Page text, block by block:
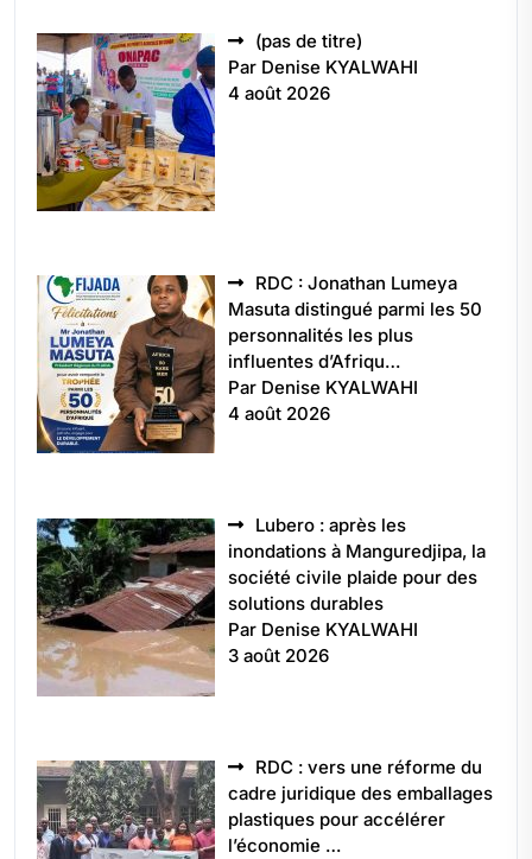
(pas de titre)
5496
Par Denise KYALWAHI
4 août 2026
RDC : Jonathan Lumeya
Masuta distingué parmi les 50
personnalités les plus
influentes d’Afriqu…
Par Denise KYALWAHI
4 août 2026
Lubero : après les
inondations à Manguredjipa, la
société civile plaide pour des
solutions durables
Par Denise KYALWAHI
3 août 2026
RDC : vers une réforme du
cadre juridique des emballages
plastiques pour accélérer
l’économie …